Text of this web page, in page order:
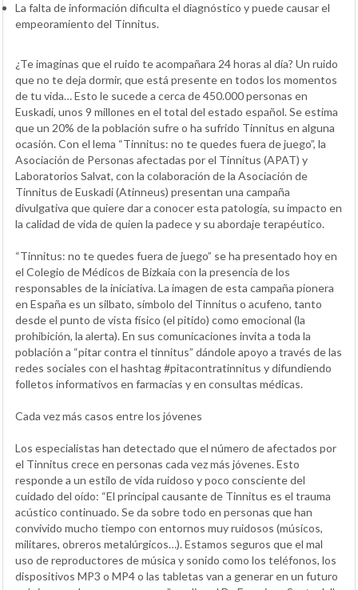
La falta de información dificulta el diagnóstico y puede causar el
empeoramiento del Tinnitus.
¿Te imaginas que el ruido te acompañara 24 horas al día? Un ruido
que no te deja dormir, que está presente en todos los momentos
de tu vida… Esto le sucede a cerca de 450.000 personas en
Euskadi, unos 9 millones en el total del estado español. Se estima
que un 20% de la población sufre o ha sufrido Tinnitus en alguna
ocasión. Con el lema “Tinnitus: no te quedes fuera de juego”, la
Asociación de Personas afectadas por el Tinnitus (APAT) y
Laboratorios Salvat, con la colaboración de la Asociación de
Tinnitus de Euskadi (Atinneus) presentan una campaña
divulgativa que quiere dar a conocer esta patología, su impacto en
la calidad de vida de quien la padece y su abordaje terapéutico.
“Tinnitus: no te quedes fuera de juego” se ha presentado hoy en
el Colegio de Médicos de Bizkaia con la presencia de los
responsables de la iniciativa. La imagen de esta campaña pionera
en España es un silbato, símbolo del Tinnitus o acufeno, tanto
desde el punto de vista físico (el pitido) como emocional (la
prohibición, la alerta). En sus comunicaciones invita a toda la
población a “pitar contra el tinnitus” dándole apoyo a través de las
redes sociales con el hashtag #pitacontratinnitus y difundiendo
folletos informativos en farmacias y en consultas médicas.
Cada vez más casos entre los jóvenes
Los especialistas han detectado que el número de afectados por
el Tinnitus crece en personas cada vez más jóvenes. Esto
responde a un estilo de vida ruidoso y poco consciente del
cuidado del oído: “El principal causante de Tinnitus es el trauma
acústico continuado. Se da sobre todo en personas que han
convivido mucho tiempo con entornos muy ruidosos (músicos,
militares, obreros metalúrgicos…). Estamos seguros que el mal
uso de reproductores de música y sonido como los teléfonos, los
dispositivos MP3 o MP4 o las tabletas van a generar en un futuro